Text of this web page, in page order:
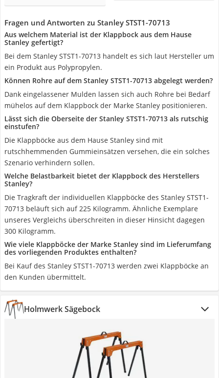
Fragen und Antworten zu Stanley STST1-70713
Aus welchem Material ist der Klappbock aus dem Hause
Stanley gefertigt?
Bei dem Stanley STST1-70713 handelt es sich laut Hersteller um
ein Produkt aus Polypropylen.
Können Rohre auf dem Stanley STST1-70713 abgelegt werden?
Dank eingelassener Mulden lassen sich auch Rohre bei Bedarf
mühelos auf dem Klappbock der Marke Stanley positionieren.
Lässt sich die Oberseite der Stanley STST1-70713 als rutschig
einstufen?
Die Klappböcke aus dem Hause Stanley sind mit
rutschhemmenden Gummieinsätzen versehen, die ein solches
Szenario verhindern sollen.
Welche Belastbarkeit bietet der Klappbock des Herstellers
Stanley?
Die Tragkraft der individuellen Klappböcke des Stanley STST1-
70713 beläuft sich auf 225 Kilogramm. Ähnliche Exemplare
unseres Vergleichs überschreiten in dieser Hinsicht dagegen
300 Kilogramm.
Wie viele Klappböcke der Marke Stanley sind im Lieferumfang
des vorliegenden Produktes enthalten?
Bei Kauf des Stanley STST1-70713 werden zwei Klappböcke an
den Kunden übermittelt.
Holmwerk Sägebock